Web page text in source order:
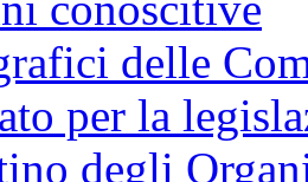
delle
per la
degli